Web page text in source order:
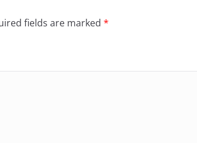
fields are marked *